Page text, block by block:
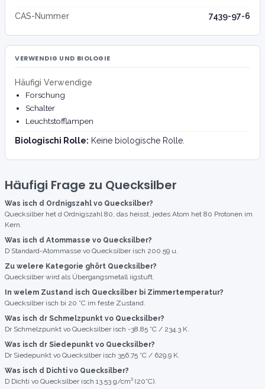
CAS-Nummer
7439-97-6
VERWENDIG UND BIOLOGIE
Häufigi Verwendige
Forschung
Schalter
Leuchtstofflampen
Biologischi Rolle: Keine biologische Rolle.
Häufigi Frage zu Quecksilber
Was isch d Ordnigszahl vo Quecksilber?
Quecksilber het d Ordnigszahl 80, das heisst, jedes Atom het 80 Protonen im
Kern.
Was isch d Atommasse vo Quecksilber?
D Standard-Atommasse vo Quecksilber isch 200.59 u.
Zu welere Kategorie ghört Quecksilber?
Quecksilber wird als Übergangsmetall iigstuft.
In welem Zustand isch Quecksilber bi Zimmertemperatur?
Quecksilber isch bi 20 °C im feste Zustand.
Was isch dr Schmelzpunkt vo Quecksilber?
Dr Schmelzpunkt vo Quecksilber isch -38.85 °C / 234.3 K.
Was isch dr Siedepunkt vo Quecksilber?
Dr Siedepunkt vo Quecksilber isch 356.75 °C / 629.9 K.
Was isch d Dichti vo Quecksilber?
D Dichti vo Quecksilber isch 13.53 g/cm³ (20°C).